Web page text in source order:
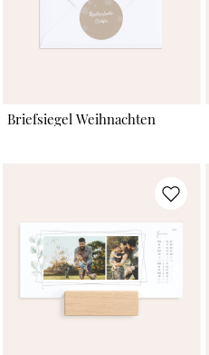
Briefsiegel Weihnachten